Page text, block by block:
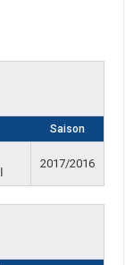
Saison
2017/2016